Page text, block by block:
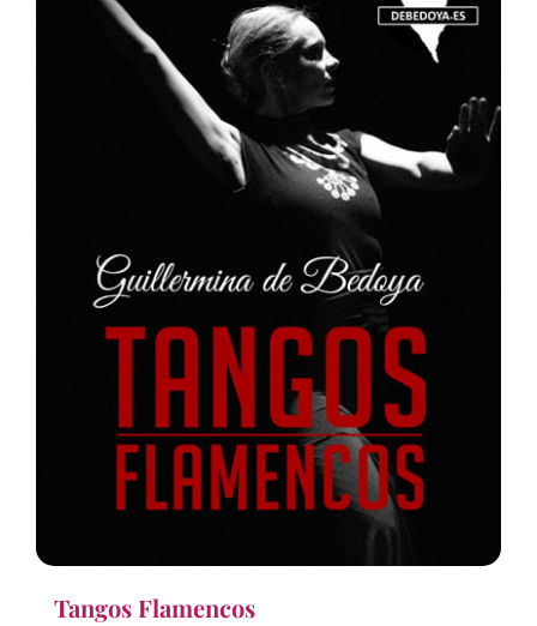
Tangos Flamencos